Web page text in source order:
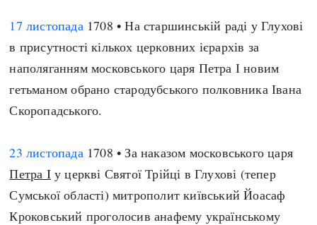
17 листопада1708 • На старшинській раді у Глухові
в присутності кількох церковних ієрархів за
наполяганням московського царя Петра І новим
гетьманом обрано стародубського полковника Івана
Скоропадського.
23 листопада1708 • За наказом московського царя
Петра Iу церкві Святої Трійці в Глухові (тепер
Сумської області) митрополит київський Йоасаф
Кроковський проголосив анафему українському